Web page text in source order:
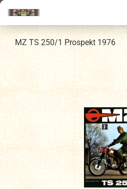
MZ TS 250/1 Prospekt 1976